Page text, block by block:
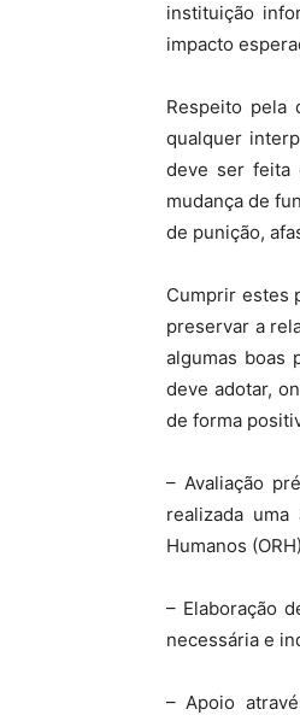
instituição
impacto
Respeito pela
qualquer
deve ser feita
mudança de
de punição,
Cumprir estes
preservar a
algumas boas
deve adotar,
de forma
– Avaliação
realizada
Humanos
– Elaboração
necessária e
– Apoio